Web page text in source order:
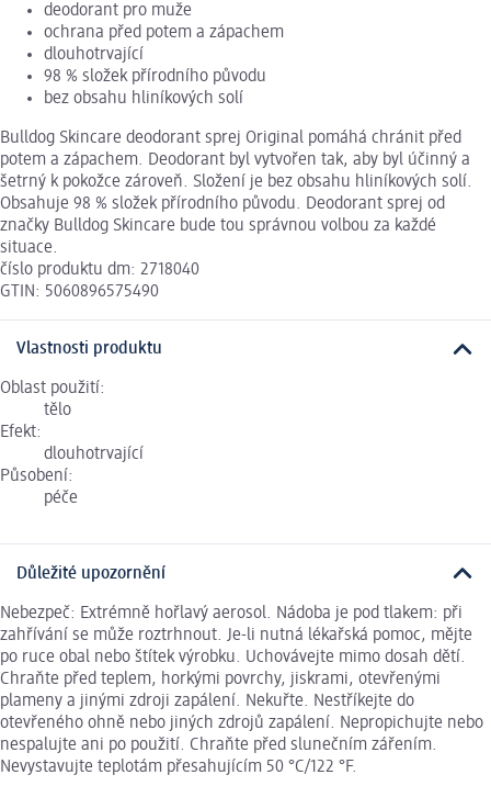
deodorant pro muže
ochrana před potem a zápachem
dlouhotrvající
98 % složek přírodního původu
bez obsahu hliníkových solí
Bulldog Skincare deodorant sprej Original pomáhá chránit před
potem a zápachem. Deodorant byl vytvořen tak, aby byl účinný a
šetrný k pokožce zároveň. Složení je bez obsahu hliníkových solí.
Obsahuje 98 % složek přírodního původu. Deodorant sprej od
značky Bulldog Skincare bude tou správnou volbou za každé
situace.
číslo produktu dm: 2718040
GTIN: 5060896575490
Vlastnosti produktu
Oblast použití:
tělo
Efekt:
dlouhotrvající
Působení:
péče
Důležité upozornění
Nebezpeč: Extrémně hořlavý aerosol. Nádoba je pod tlakem: při
zahřívání se může roztrhnout. Je-li nutná lékařská pomoc, mějte
po ruce obal nebo štítek výrobku. Uchovávejte mimo dosah dětí.
Chraňte před teplem, horkými povrchy, jiskrami, otevřenými
plameny a jinými zdroji zapálení. Nekuřte. Nestříkejte do
otevřeného ohně nebo jiných zdrojů zapálení. Nepropichujte nebo
nespalujte ani po použití. Chraňte před slunečním zářením.
Nevystavujte teplotám přesahujícím 50 °C/122 °F.